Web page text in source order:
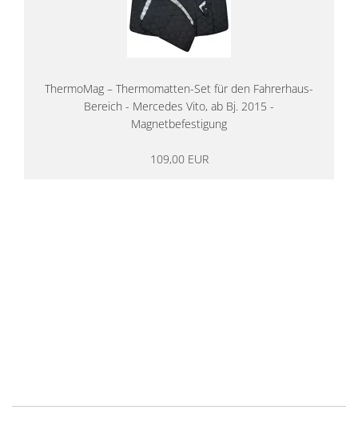
ThermoMag – Thermomatten-Set für den Fahrerhaus-
Bereich - Mercedes Vito, ab Bj. 2015 -
Magnetbefestigung
109,00 EUR